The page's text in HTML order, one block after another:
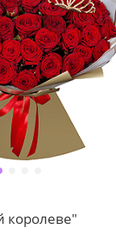
королеве"